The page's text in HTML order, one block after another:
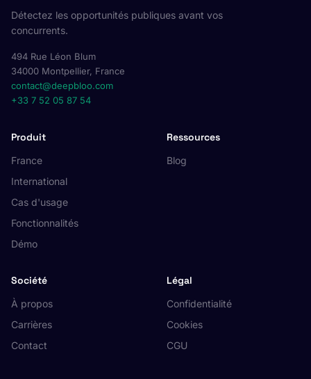
Détectez les opportunités publiques avant vos
concurrents.
494 Rue Léon Blum
34000 Montpellier, France
contact@deepbloo.com
+33 7 52 05 87 54
Produit
France
International
Cas d'usage
Fonctionnalités
Démo
Ressources
Blog
Société
À propos
Carrières
Contact
Légal
Confidentialité
Cookies
CGU